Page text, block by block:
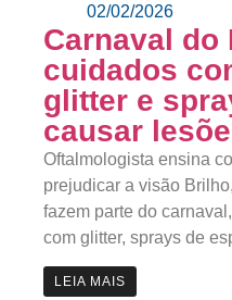
02/02/2026
Carnaval do
cuidados
glitter e
causar
Oftalmologista ensina
prejudicar a visão
fazem parte do
com glitter, sprays de
LEIA MAIS